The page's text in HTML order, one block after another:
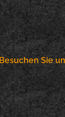
Besuchen Sie